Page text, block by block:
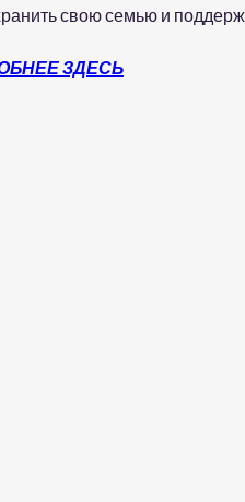
свою семью и
ЗДЕСЬ